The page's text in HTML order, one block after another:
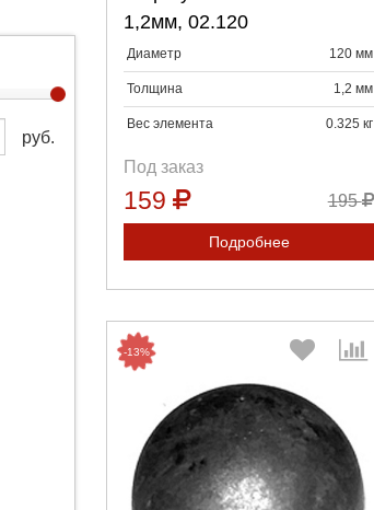
руб.
1,2мм, 02.120
Диаметр 120 мм
Толщина 1,2 мм
Вес элемента 0.325 кг
Под заказ
159 195
Подробнее
Продолжить
-13%